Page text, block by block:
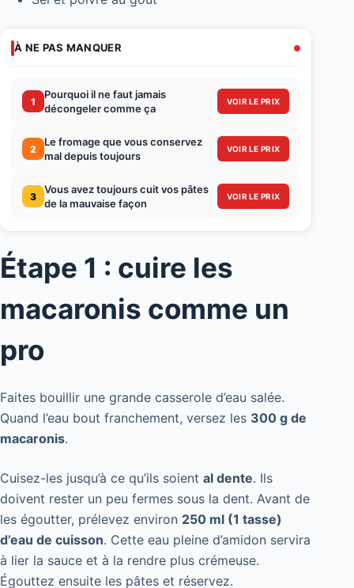
À NE PAS MANQUER
1
Pourquoi il ne faut jamais
décongeler comme ça
VOIR LE PRIX
2
Le fromage que vous conservez
mal depuis toujours
VOIR LE PRIX
3
Vous avez toujours cuit vos pâtes
de la mauvaise façon
VOIR LE PRIX
Étape 1 : cuire les
macaronis comme un
pro
Faites bouillir une grande casserole d’eau salée.
Quand l’eau bout franchement, versez les 300 g de
macaronis.
Cuisez-les jusqu’à ce qu’ils soient al dente. Ils
doivent rester un peu fermes sous la dent. Avant de
les égoutter, prélevez environ 250 ml (1 tasse)
d’eau de cuisson. Cette eau pleine d’amidon servira
à lier la sauce et à la rendre plus crémeuse.
Égouttez ensuite les pâtes et réservez.